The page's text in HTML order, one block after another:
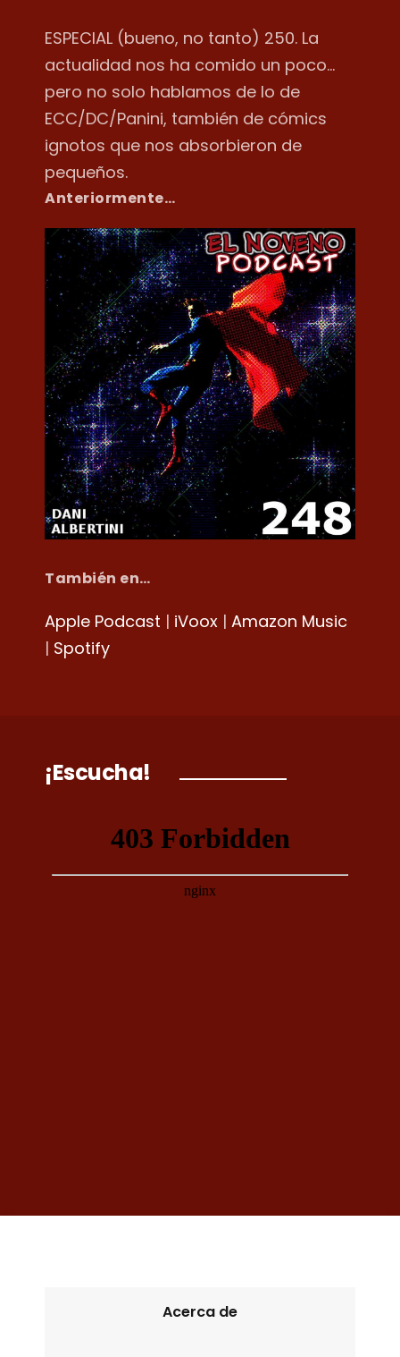
ESPECIAL (bueno, no tanto) 250. La
actualidad nos ha comido un poco...
pero no solo hablamos de lo de
ECC/DC/Panini, también de cómics
ignotos que nos absorbieron de
pequeños.
Anteriormente…
También en…
Apple Podcast | iVoox | Amazon Music
| Spotify
¡Escucha!
Acerca de